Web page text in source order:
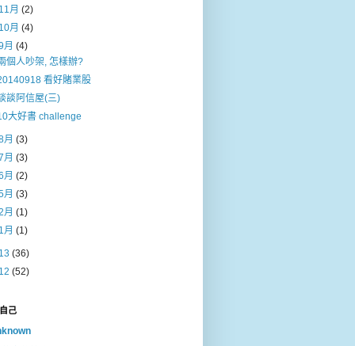
11月(2)
10月(4)
月(4)
個人吵架, 怎樣辦?
看好賭業股
談阿信屋(三)
大好書 challenge
月(3)
月(3)
月(2)
月(3)
月(1)
1月(1)
(36)
(52)
己